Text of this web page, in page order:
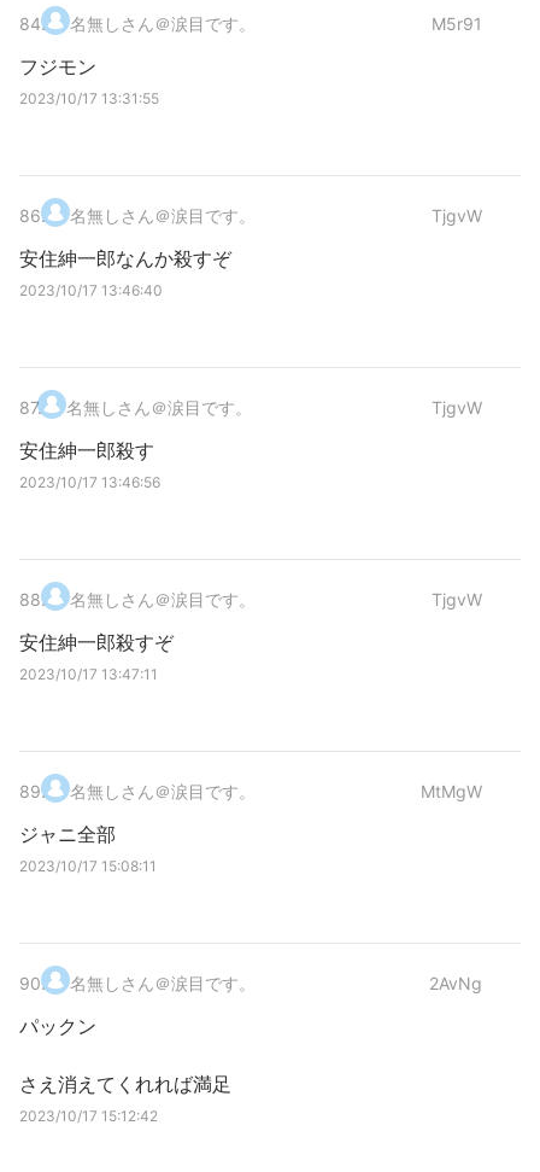
84. 名無しさん＠涙目です。 M5r91
フジモン
2023/10/17 13:31:55
86. 名無しさん＠涙目です。 TjgvW
安住紳一郎なんか殺すぞ
2023/10/17 13:46:40
87. 名無しさん＠涙目です。 TjgvW
安住紳一郎殺す
2023/10/17 13:46:56
88. 名無しさん＠涙目です。 TjgvW
安住紳一郎殺すぞ
2023/10/17 13:47:11
89. 名無しさん＠涙目です。 MtMgW
ジャニ全部
2023/10/17 15:08:11
90. 名無しさん＠涙目です。 2AvNg
パックン
さえ消えてくれれば満足
2023/10/17 15:12:42